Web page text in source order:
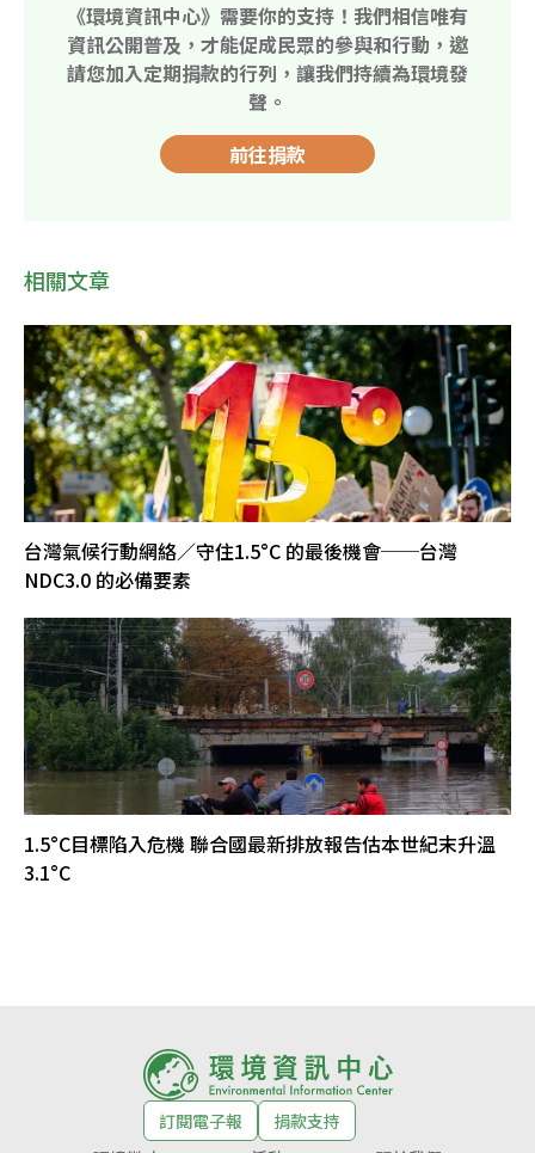
《環境資訊中心》需要你的支持！我們相信唯有
資訊公開普及，才能促成民眾的參與和行動，邀
請您加入定期捐款的行列，讓我們持續為環境發
聲。
前往捐款
相關文章
台灣氣候行動網絡／守住1.5°C 的最後機會──台灣
NDC3.0 的必備要素
1.5°C目標陷入危機 聯合國最新排放報告估本世紀末升溫
3.1°C
訂閱電子報
捐款支持